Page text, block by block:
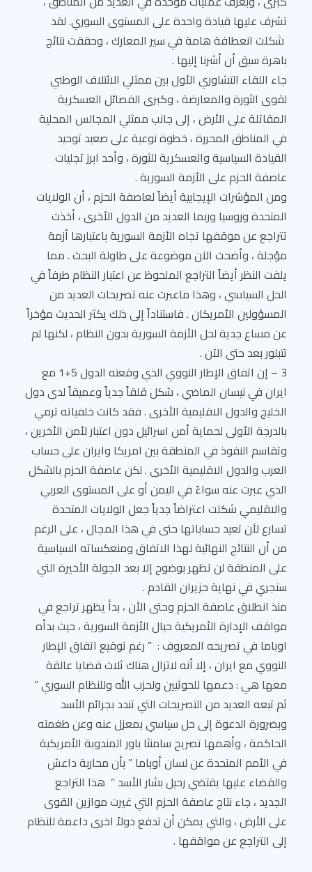
تشرف عليها قيادة واحدة على المستوى السوري. لقد
شكلت انعطافة هامة في سير المعارك ، وحققت نتائج
باهرة سبق أن أشرنا إليها .
جاء اللقاء التشاوري الأول بين ممثلي الائتلاف الوطني
لقوى الثورة والمعارضة ، وكبرى الفصائل العسكرية
المقاتلة على الأرض ، إلى جانب ممثلي المجالس المحلية
في المناطق المحررة ، خطوة نوعية على صعيد توحيد
القيادة السياسية والعسكرية للثورة ، وأحد ابرز تجليات
عاصفة الحزم على الأزمة السورية .
ومن المؤشرات الإيجابية أيضاً لعاصفة الحزم ، أن الولايات
المتحدة وروسيا وربما العديد من الدول الأخرى ، أخذت
تتراجع عن موقفها تجاه الأزمة السورية باعتبارها أزمة
مؤجلة ، وأضحت الآن موضوعة على طاولة البحث . مما
يلفت النظر أيضاً التراجع الملحوظ عن اعتبار النظام طرفاً في
الحل السياسي ، وهذا ماعبرت عنه تصريحات العديد من
المسؤولين الأمريكان . فاستناداً إلى ذلك يكثر الحديث مؤخراً
عن مساع جدية لحل الأزمة السورية بدون النظام ، لكنها لم
تتبلور بعد حتى الآن .
3 – إن اتفاق الإطار النووي الذي وقعته الدول 5+1 مع
ايران في نيسان الماضي ، شكل قلقاً جدياً وعميقاً لدى دول
الخليج والدول الاقليمية الأخرى . فقد كانت خلفياته ترمي
بالدرجة الأولى لحماية أمن اسرائيل دون اعتبار لأمن الأخرين ،
وتقاسم النفوذ في المنطقة بين امريكا وايران على حساب
العرب والدول الاقليمية الأخرى . لكن عاصفة الحزم بالشكل
الذي عبرت عنه سواءً في اليمن أو على المستوى العربي
والاقليمي شكلت اعتراضاً جدياً جعل الولايات المتحدة
تسارع لأن تعيد حساباتها حتى في هذا المجال ، على الرغم
من أن النتائج النهائية لهذا الاتفاق ومنعكساته السياسية
على المنطقة لن تظهر بوضوح إلا بعد الجولة الأخيرة التي
ستجري في نهاية حزيران القادم .
منذ انطلاق عاصفة الحزم وحتى الأن ، بدأ يظهر تراجع في
مواقف الإدارة الأمريكية حيال الأزمة السورية ، حيث بدأه
اوباما في تصريحه المعروف : ” رغم توقيع اتفاق الإطار
النووي مع ايران ، إلا أنه لاتزال هناك ثلاث قضايا عالقة
معها هي : دعمها للحوثيين ولحزب الله وللنظام السوري ”
ثم تبعه العديد من التصريحات التي تندد بجرائم الأسد
وبضرورة الدعوة إلى حل سياسي بمعزل عنه وعن طغمته
الحاكمة ، وأهمها تصريح سامنثا باور المندوبة الأمريكية
في الأمم المتحدة عن لسان أوباما ” بأن محاربة داعش
والقضاء عليها يقتضي رحيل بشار الأسد ” هذا التراجع
الجديد ، جاء نتاج عاصفة الحزم التي غيرت موازين القوى
على الأرض ، والتي يمكن أن تدفع دولاً اخرى داعمة للنظام
إلى التراجع عن مواقفها .